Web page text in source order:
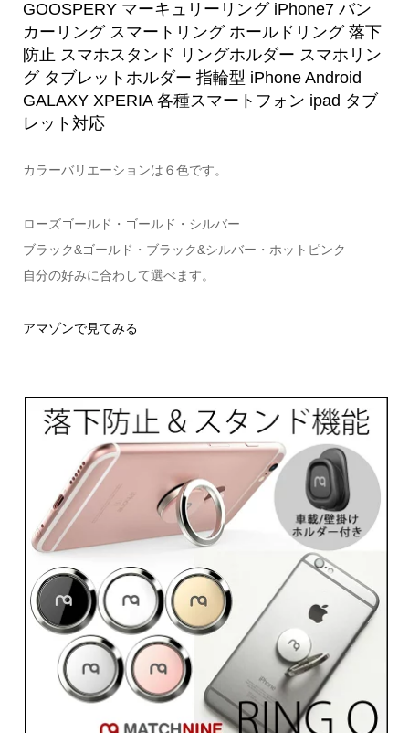
GOOSPERY マーキュリーリング iPhone7 バン
カーリング スマートリング ホールドリング 落下
防止 スマホスタンド リングホルダー スマホリン
グ タブレットホルダー 指輪型 iPhone Android
GALAXY XPERIA 各種スマートフォン ipad タブ
レット対応
カラーバリエーションは６色です。
ローズゴールド・ゴールド・シルバー
ブラック&ゴールド・ブラック&シルバー・ホットピンク
自分の好みに合わして選べます。
アマゾンで見てみる